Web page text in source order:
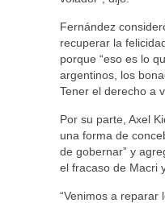
Fernández
recuperar la
porque “eso es lo
argentinos, los
Tener el derecho a
Por su parte, Axel
una forma de
de gobernar” y
el fracaso de Macri
“Venimos a reparar